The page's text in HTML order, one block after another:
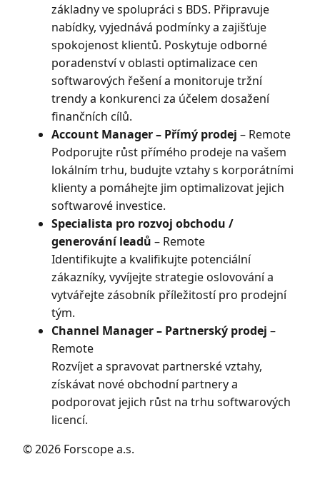
základny ve spolupráci s BDS. Připravuje
nabídky, vyjednává podmínky a zajišťuje
spokojenost klientů. Poskytuje odborné
poradenství v oblasti optimalizace cen
softwarových řešení a monitoruje tržní
trendy a konkurenci za účelem dosažení
finančních cílů.
Account Manager – Přímý prodej – Remote
Podporujte růst přímého prodeje na vašem
lokálním trhu, budujte vztahy s korporátními
klienty a pomáhejte jim optimalizovat jejich
softwarové investice.
Specialista pro rozvoj obchodu /
generování leadů – Remote
Identifikujte a kvalifikujte potenciální
zákazníky, vyvíjejte strategie oslovování a
vytvářejte zásobník příležitostí pro prodejní
tým.
Channel Manager – Partnerský prodej –
Remote
Rozvíjet a spravovat partnerské vztahy,
získávat nové obchodní partnery a
podporovat jejich růst na trhu softwarových
licencí.
© 2026 Forscope a.s.